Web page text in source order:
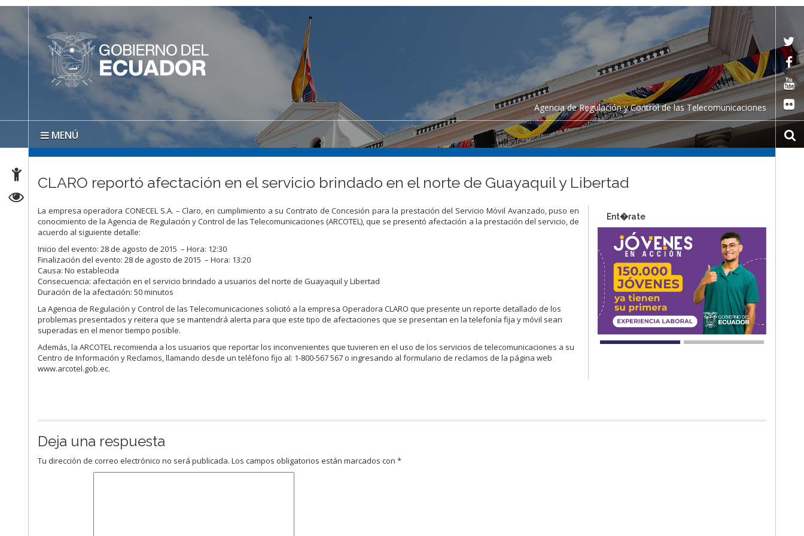
Agencia de Regulación y Control de las Telecomunicaciones
MENÚ
CLARO reportó afectación en el servicio brindado en el norte de Guayaquil y Libertad
La empresa operadora CONECEL S.A. – Claro, en cumplimiento a su Contrato de Concesión para la prestación del Servicio Móvil Avanzado, puso en
conocimiento de la Agencia de Regulación y Control de las Telecomunicaciones (ARCOTEL), que se presentó afectación a la prestación del servicio, de
acuerdo al siguiente detalle:
Inicio del evento: 28 de agosto de 2015 – Hora: 12:30
Finalización del evento: 28 de agosto de 2015 – Hora: 13:20
Causa: No establecida
Consecuencia: afectación en el servicio brindado a usuarios del norte de Guayaquil y Libertad
Duración de la afectación: 50 minutos
La Agencia de Regulación y Control de las Telecomunicaciones solicitó a la empresa Operadora CLARO que presente un reporte detallado de los
problemas presentados y reitera que se mantendrá alerta para que este tipo de afectaciones que se presentan en la telefonía fija y móvil sean
superadas en el menor tiempo posible.
Además, la ARCOTEL recomienda a los usuarios que reportar los inconvenientes que tuvieren en el uso de los servicios de telecomunicaciones a su
Centro de Información y Reclamos, llamando desde un teléfono fijo al: 1-800-567 567 o ingresando al formulario de reclamos de la página web
www.arcotel.gob.ec.
Ent�rate
Deja una respuesta
Tu dirección de correo electrónico no será publicada. Los campos obligatorios están marcados con*